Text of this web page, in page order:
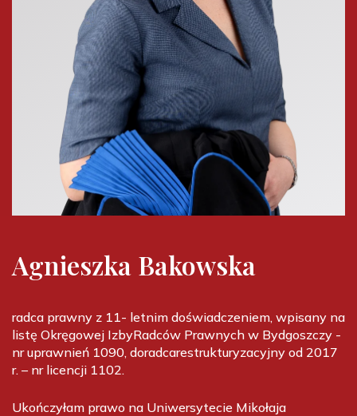
Agnieszka Bakowska
radca prawny z 11- letnim doświadczeniem, wpisany na
listę Okręgowej IzbyRadców Prawnych w Bydgoszczy -
nr uprawnień 1090, doradcarestrukturyzacyjny od 2017
r. – nr licencji 1102.
Ukończyłam prawo na Uniwersytecie Mikołaja